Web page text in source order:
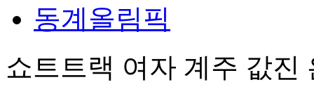
동계올림픽
쇼트트랙 여자 계주 값